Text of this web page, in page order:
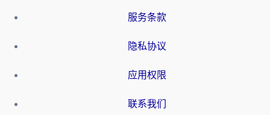
服务条款
隐私协议
应用权限
联系我们